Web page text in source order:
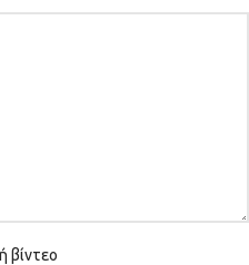
βίντεο